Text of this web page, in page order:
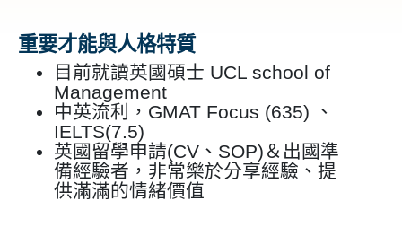
重要才能與人格特質
目前就讀英國碩士 UCL school of
Management
中英流利，GMAT Focus (635) 、
IELTS(7.5)
英國留學申請(CV、SOP)＆出國準
備經驗者，非常樂於分享經驗、提
供滿滿的情緒價值